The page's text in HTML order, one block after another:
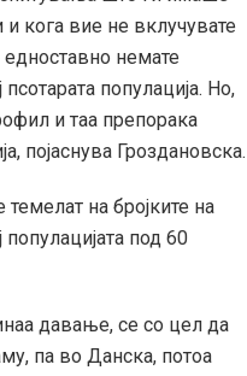
кога вие не вклучувате
немате
популација. Но,
и таа препорака
појаснува Гроздановска.
на бројките на
под 60
давање, се со цел да
па во Данска, потоа